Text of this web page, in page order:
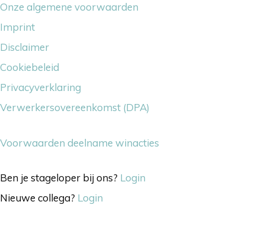
Onze algemene voorwaarden
Imprint
Disclaimer
Cookiebeleid
Privacyverklaring
Verwerkersovereenkomst (DPA)
Voorwaarden deelname winacties
Ben je stageloper bij ons? Login
Nieuwe collega? Login